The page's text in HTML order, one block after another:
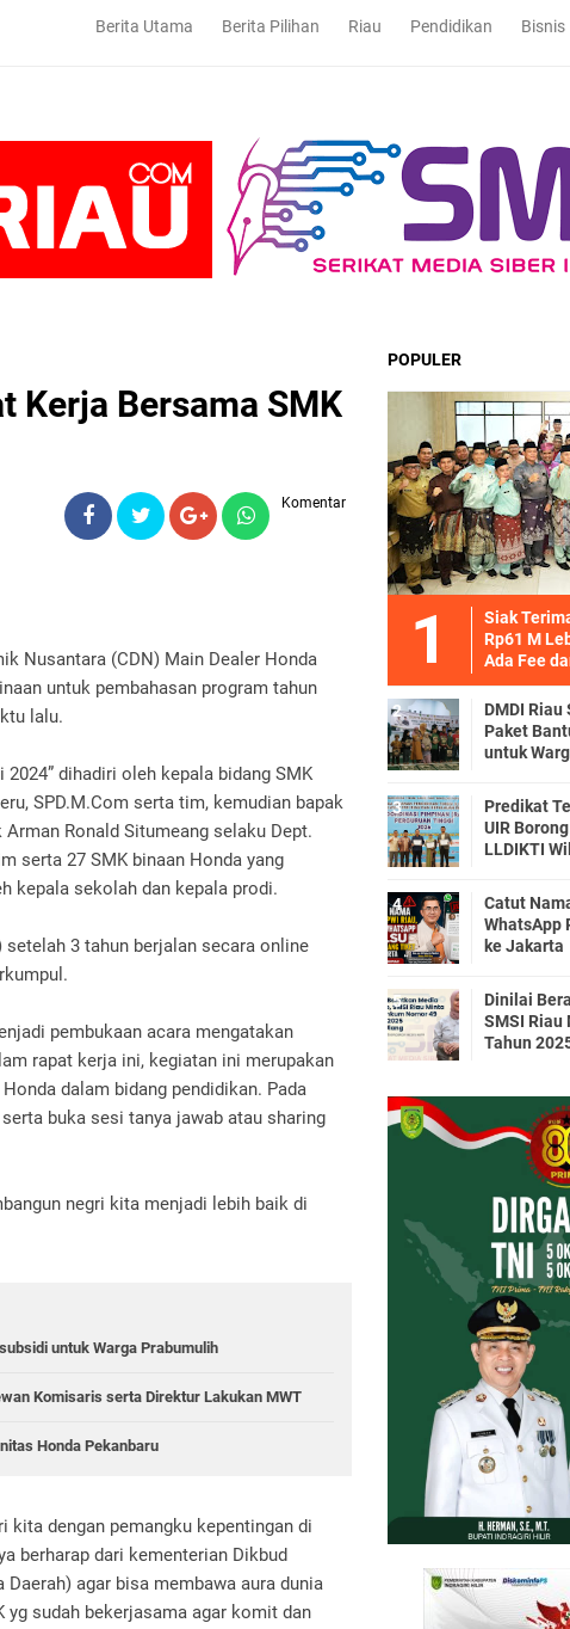
Berita Utama Berita Pilihan Riau Pendidikan Bisnis
Kerja Bersama SMK
Komentar
Nusantara (CDN) Main Dealer Honda
untuk pembahasan program tahun
lalu.
dihadiri oleh kepala bidang SMK
SPD.M.Com serta tim, kemudian bapak
Arman Ronald Situmeang selaku Dept.
serta 27 SMK binaan Honda yang
kepala sekolah dan kepala prodi.
3 tahun berjalan secara online
pembukaan acara mengatakan
rapat kerja ini, kegiatan ini merupakan
dalam bidang pendidikan. Pada
buka sesi tanya jawab atau sharing
negri kita menjadi lebih baik di
untuk Warga Prabumulih
Komisaris serta Direktur Lakukan MWT
Honda Pekanbaru
kita dengan pemangku kepentingan di
berharap dari kementerian Dikbud
Daerah) agar bisa membawa aura dunia
yg sudah bekerjasama agar komit dan
POPULER
Siak
Rp61 M
Ada Fee
DMDI Riau
Paket
untuk
Predikat
UIR
LLDIKTI
Catut
WhatsApp
ke Jakarta
Dinilai
SMSI Riau
Tahun